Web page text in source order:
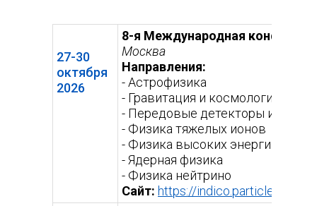
27-30
октября
2026
8-я Международная
Москва
Направления:
- Астрофизика
- Гравитация и космология
- Передовые детекторы и
- Физика тяжелых ионов
- Физика высоких энергий
- Ядерная физика
- Физика нейтрино
Сайт: https://